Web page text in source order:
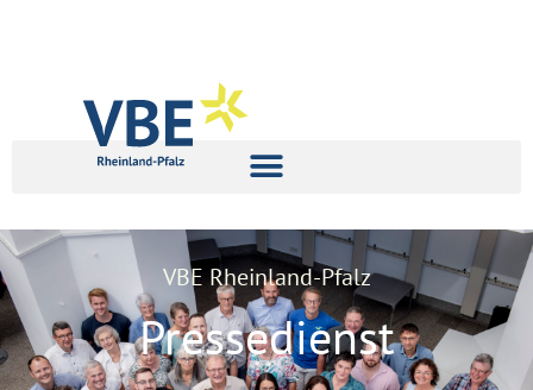
VBE Rheinland-Pfalz
Pressedienst